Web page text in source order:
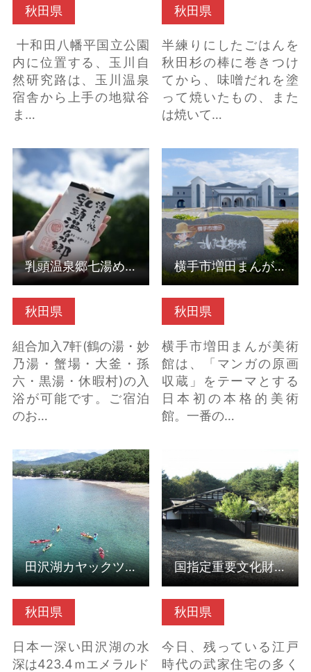
秋田県
十和田八幡平国立公園
内に位置する、玉川自
然研究路は、玉川温泉
宿舎から上手の地獄谷
ま…
秋田県
半練りにしたごはんを
秋田杉の棒に巻きつけ
てから、味噌だれを塗
って焼いたもの、また
は焼いて…
秋田県
組合加入7軒(鶴の湯・妙
乃湯・蟹場・大釜・孫
六・黒湯・休暇村)の入
浴が可能です。ご宿泊
のお…
乳頭温泉郷七湯めぐり
の詳細はこちら
乳頭温泉郷七湯めぐり
秋田県
横手市増田まんが美術
館は、「マンガの原画
収蔵」をテーマとする
日本初の本格的美術
館。一番の…
横手市増田まんが美術
館（秋田県横手市） の
詳細はこちら
横手市増田まんが美術館（秋田県横手市）
秋田県
日本一深い田沢湖の水
深は423.4ｍエメラルド
田沢湖カヤックツアー
の詳細はこちら
田沢湖カヤックツアー
秋田県
今日、残っている江戸
時代の武家住宅の多く
国指定重要文化財 旧
黒澤家住宅（秋田県秋
田市） の詳細はこちら
国指定重要文化財 旧黒澤家住宅（秋田県秋田市）